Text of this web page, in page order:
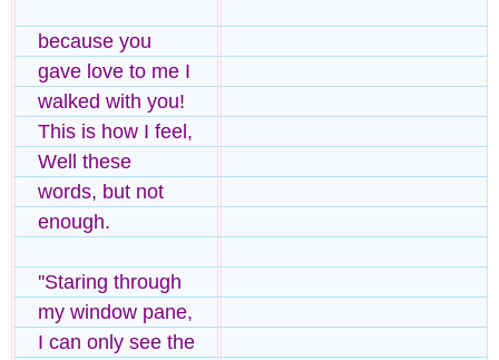
because you
gave love to me I
walked with you!
This is how I feel,
Well these
words, but not
enough.
''Staring through
my window pane,
I can only see the